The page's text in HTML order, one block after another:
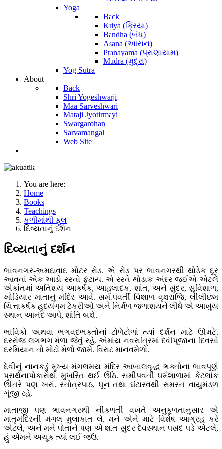
Yoga
Back
Kriya (ક્રિયા)
Bandha (બંધ)
Asana (આસન)
Pranayama (પ્રાણાયામ)
Mudra (મુદ્રા)
Yog Sutra
About
Back
Shri Yogeshwarji
Maa Sarveshwari
Mataji Jyotirmayi
Swargarohan
Sarvamangal
Web Site
You are here:
Home
Books
Teachings
કળીમાંથી ફૂલ
દિવ્યતાનું દર્શન
દિવ્યતાનું દર્શન
ભાવનગર-અમદાવાદ મોટર રોડ. એ રોડ પર ભાવનગરથી થોડેક દૂર
આવતાં એક આડો રસ્તો ફંટાય. એ રસ્તે થોડાક અંદર જઈએ એટલે
એકાંતમાં અતિશય આકર્ષક, આહલાદક, શાંત, અને સુંદર, સુવિશાળ,
ખોડિયાર માતાનું મંદિર આવે. સમીપવર્તી વિશાળ વૃક્ષરાજિ, લીલીછમ
ચિત્તાકર્ષક હૃદયંગમ ટેકરીઓ અને નિર્મળ જળાશયને લીધે એ આખુંય
સ્થાન આનંદ આપે, શાંતિ બક્ષે.
ભાવિકો અથવા ભગવદભક્તોનાં ટોળેટોળાં ત્યાં દર્શન માટે ઊમટે.
દરરોજ લગભગ મેળા જેવું રહે. એમાંય નવરાત્રિમાં દેવીપૂજાના દિવસો
દરમિયાન તો મોટો મેળો જામે. વિરાટ માનવમેળો.
દેવીનું નાનકડું મુખ્ય મંગલમય મંદિર આબાલવૃદ્ધ ભક્તોના ભાવપૂર્ણ
પ્રાર્થનાપોકારોથી મુખરિત થઈ ઊઠે. સમીપવર્તી ધર્મશાળામાં કેટલાંક
ઊતરે પણ ખરાં. સ્તોત્રપાઠ, ધૂન તથા ઘંટારવથી સમસ્ત વાયુમંડળ
ગૂંજી રહે.
માતાજી પણ ભાવનગરથી નીકળતી વખતે અનુકૂળતાનુસાર એ
માતૃમંદિરની મંગલ મુલાકાત લે. મને એને માટે વિશેષ આગ્રહ કરે
એટલે, અને મને પોતાને પણ એ શાંત સુંદર દેવસ્થાન પસંદ પડે એટલે,
હું એમને અચૂક ત્યાં લઈ જઉં.